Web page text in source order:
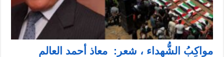
مواكِبُ الشُّهداء ، شعر: معاذ أحمد العالم